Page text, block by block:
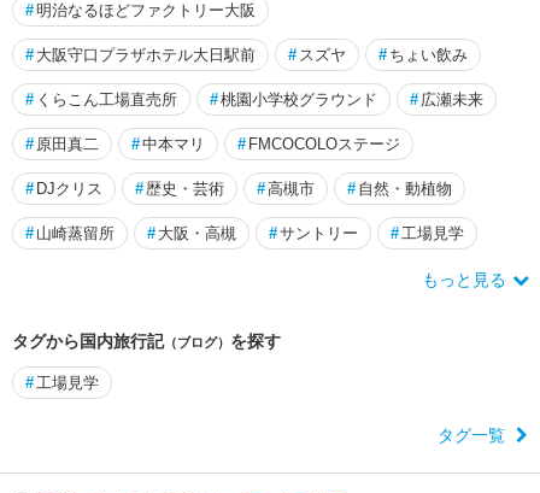
#明治なるほどファクトリー大阪
# 大阪守口プラザホテル大日駅前 # スズヤ # ちょい飲み
# くらこん工場直売所 #桃園小学校グラウンド # 広瀬未来
# 原田真二 #中本マリ # FMCOCOLOステージ
# DJクリス # 歴史・芸術 #高槻市 # 自然・動植物
# 山崎蒸留所 # 大阪・高槻 #サントリー #工場見学
もっと見る
タグから国内旅行記（ブログ） を探す
#工場見学
タグ一覧